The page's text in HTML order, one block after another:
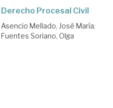
Derecho Procesal Civil
Asencio Mellado, José María;
Fuentes Soriano, Olga